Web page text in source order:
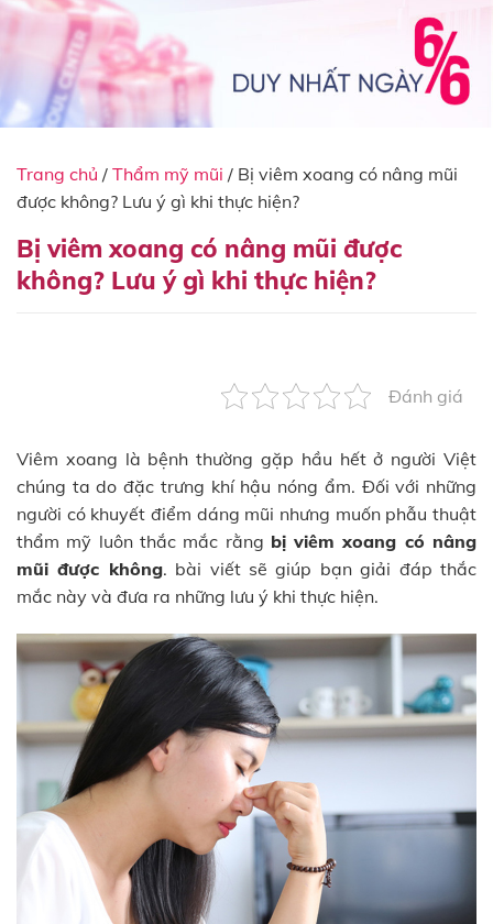
Trang chủ / Thẩm mỹ mũi / Bị viêm xoang có nâng mũi
được không? Lưu ý gì khi thực hiện?
Bị viêm xoang có nâng mũi được
không? Lưu ý gì khi thực hiện?
Đánh giá
Viêm xoang là bệnh thường gặp hầu hết ở người Việt
chúng ta do đặc trưng khí hậu nóng ẩm. Đối với những
người có khuyết điểm dáng mũi nhưng muốn phẫu thuật
thẩm mỹ luôn thắc mắc rằng bị viêm xoang có nâng
mũi được không. bài viết sẽ giúp bạn giải đáp thắc
mắc này và đưa ra những lưu ý khi thực hiện.